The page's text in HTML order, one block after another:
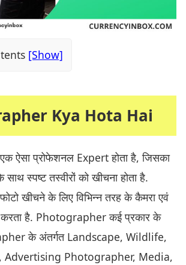
Kya Hota Hai
ऐसा प्रोफेशनल Expert होता है, जिसका
साथ स्पष्ट तस्वीरों को खीचना होता है.
खीचने के लिए विभिन्न तरह के कैमरा एवं
करता है. Photographer कई प्रकार के
के अंतर्गत Landscape, Wildlife,
Advertising Photographer, Media,